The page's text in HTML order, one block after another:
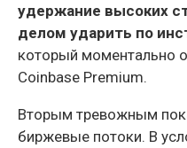
удержание высоких
делом ударить по
который моментально
Coinbase Premium.
Вторым тревожным
биржевые потоки. В